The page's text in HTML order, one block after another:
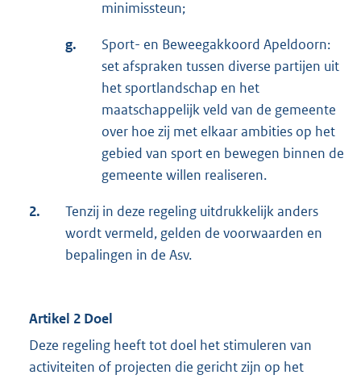
minimissteun;
g.
Sport- en Beweegakkoord Apeldoorn:
set afspraken tussen diverse partijen uit
het sportlandschap en het
maatschappelijk veld van de gemeente
over hoe zij met elkaar ambities op het
gebied van sport en bewegen binnen de
gemeente willen realiseren.
2.
Tenzij in deze regeling uitdrukkelijk anders
wordt vermeld, gelden de voorwaarden en
bepalingen in de Asv.
Artikel 2 Doel
Deze regeling heeft tot doel het stimuleren van
activiteiten of projecten die gericht zijn op het